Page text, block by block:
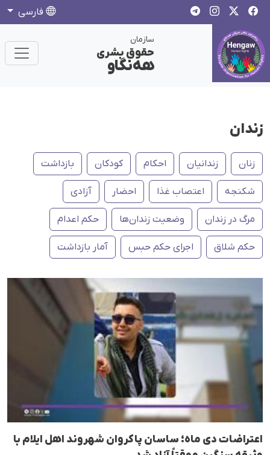
فارسی
سازمان
حقوق بشری
هەنگاو
زندان
زنان زندانیان احکام کودکان بازداشت
شکنجه اعتصاب غذا احضار آزادی
مرگ در زندان وضعیت زندان‌ها حکم اعدام
حکم شلاق اجرای حکم حبس آمار بازداشت
اعتراضات دی ماه؛ ساسان پاکروان شهروند اهل ایلام با